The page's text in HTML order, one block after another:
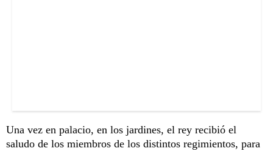
Una vez en palacio, en los jardines, el rey recibió el
saludo de los miembros de los distintos regimientos, para